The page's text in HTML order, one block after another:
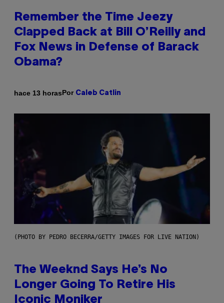
Remember the Time Jeezy
Clapped Back at Bill O’Reilly and
Fox News in Defense of Barack
Obama?
hace 13 horasPor Caleb Catlin
(PHOTO BY PEDRO BECERRA/GETTY IMAGES FOR LIVE NATION)
The Weeknd Says He’s No
Longer Going To Retire His
Iconic Moniker